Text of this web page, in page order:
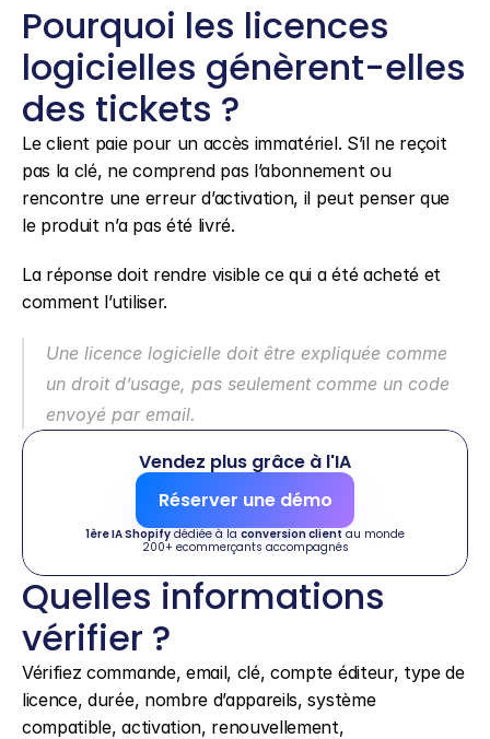
Pourquoi les licences
logicielles génèrent-elles
des tickets ?
Le client paie pour un accès immatériel. S’il ne reçoit
pas la clé, ne comprend pas l’abonnement ou
rencontre une erreur d’activation, il peut penser que
le produit n’a pas été livré.
La réponse doit rendre visible ce qui a été acheté et
comment l’utiliser.
Une licence logicielle doit être expliquée comme
un droit d’usage, pas seulement comme un code
envoyé par email.
Vendez plus grâce à l'IA
Réserver une démo
1ère IA Shopify dédiée à la conversion client au monde
200+ ecommerçants accompagnés
Quelles informations
vérifier ?
Vérifiez commande, email, clé, compte éditeur, type de
licence, durée, nombre d’appareils, système
compatible, activation, renouvellement,